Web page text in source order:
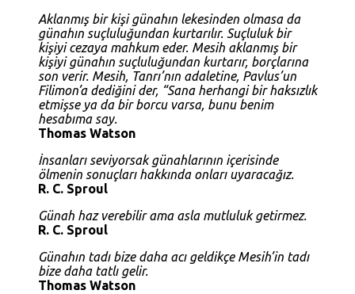
Aklanmış bir kişi günahın lekesinden olmasa da
günahın suçluluğundan kurtarılır. Suçluluk bir
kişiyi cezaya mahkum eder. Mesih aklanmış bir
kişiyi günahın suçluluğundan kurtarır, borçlarına
son verir. Mesih, Tanrı’nın adaletine, Pavlus’un
Filimon’a dediğini der, “Sana herhangi bir haksızlık
etmişse ya da bir borcu varsa, bunu benim
hesabıma say.
Thomas Watson
İnsanları seviyorsak günahlarının içerisinde
ölmenin sonuçları hakkında onları uyaracağız.
R. C. Sproul
Günah haz verebilir ama asla mutluluk getirmez.
R. C. Sproul
Günahın tadı bize daha acı geldikçe Mesih’in tadı
bize daha tatlı gelir.
Thomas Watson